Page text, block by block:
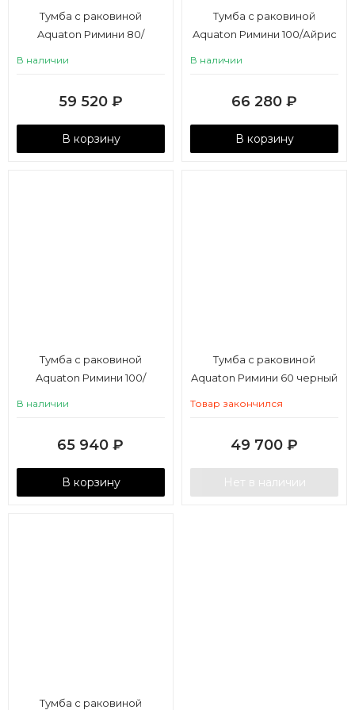
Тумба с раковиной
Aquaton Римини 80/
В наличии
59 520 ₽
В корзину
Тумба с раковиной
Aquaton Римини 100/Айрис
В наличии
66 280 ₽
В корзину
Тумба с раковиной
Aquaton Римини 100/
В наличии
65 940 ₽
В корзину
Тумба с раковиной
Aquaton Римини 60 черный
Товар закончился
49 700 ₽
Нет в наличии
Тумба с раковиной